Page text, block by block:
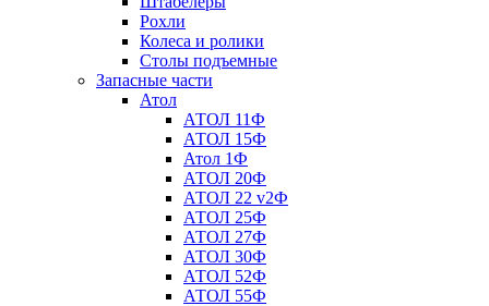
Рохли
Колеса и ролики
Столы подъемные
Запасные части
Атол
АТОЛ 11Ф
АТОЛ 15Ф
Атол 1Ф
АТОЛ 20Ф
АТОЛ 22 v2Ф
АТОЛ 25Ф
АТОЛ 27Ф
АТОЛ 30Ф
АТОЛ 52Ф
АТОЛ 55Ф